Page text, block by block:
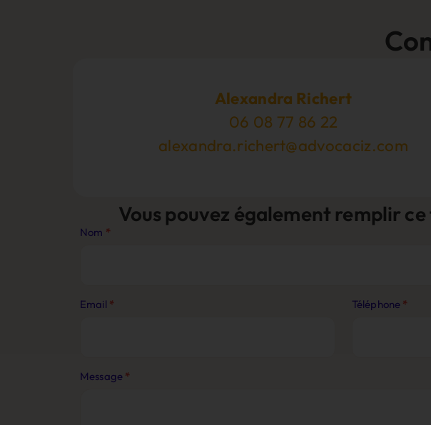
Alexandra Richert
06 08 77 86 22
alexandra.richert@advocaciz.com
Vous pouvez également remplir
Contact
Nom *
Email * Téléphone *
Message *